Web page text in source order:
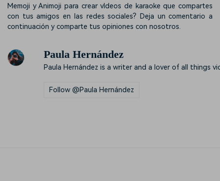
Memoji y Animoji para crear vIdeos de karaoke que compartes
con tus amigos en las redes sociales? Deja un comentario a
continuación y comparte tus opiniones con nosotros.
Paula Hernández
Paula Hernández is a writer and a lover of all things
Follow @Paula Hernández